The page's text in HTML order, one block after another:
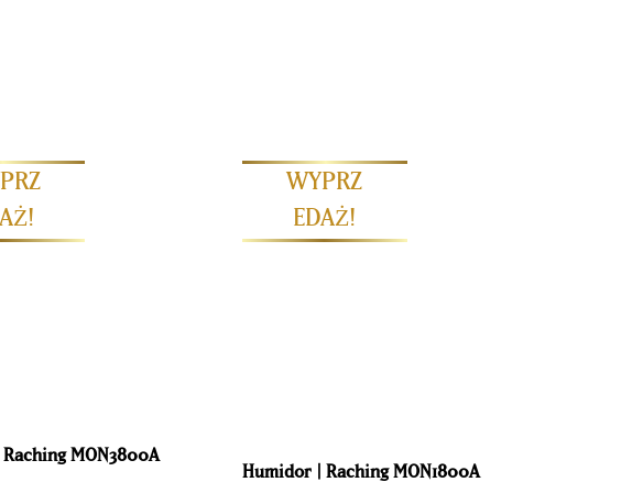
odpowiednie do atrakcyjnej prezentacji cennej
MON3800A
Humidor | Raching MON1800A